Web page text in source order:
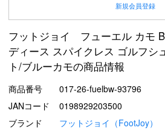
新規会員登録
フットジョイ フューエル カモ
ディース スパイクレス ゴルフシ
ト/ブルーカモの商品情報
商品番号
017-26-fuelbw-93796
JANコード
0198929203500
ブランド
フットジョイ（FootJoy）